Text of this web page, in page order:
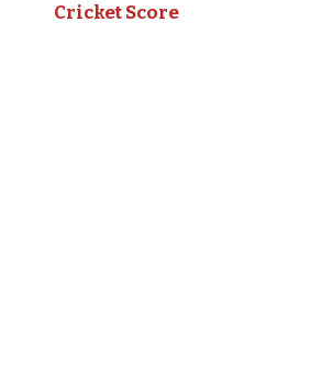
Cricket Score